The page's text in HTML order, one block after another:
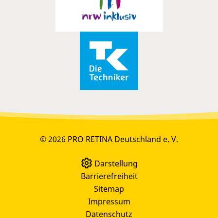
© 2026 PRO RETINA Deutschland e. V.
Darstellung
Barrierefreiheit
Sitemap
Impressum
Datenschutz